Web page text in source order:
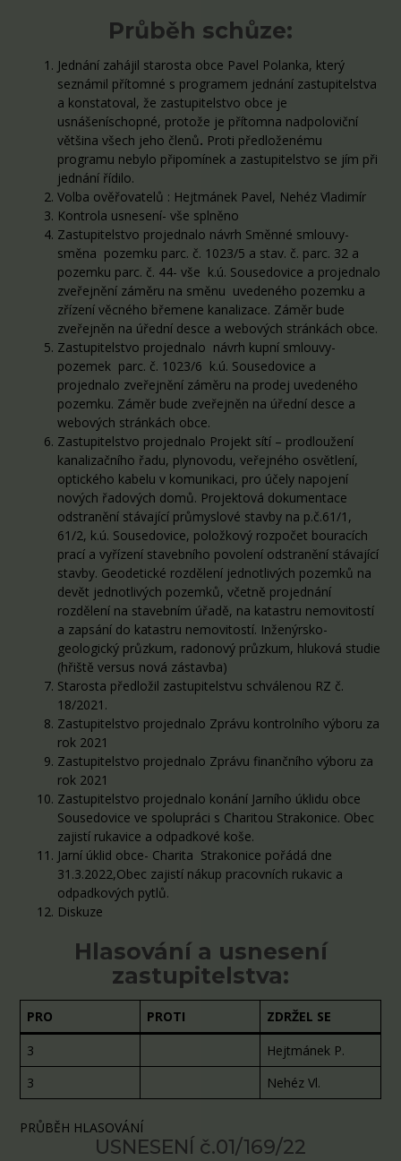
Průběh schůze:
Jednání zahájil starosta obce Pavel Polanka, který
seznámil přítomné s programem jednání zastupitelstva
a konstatoval, že zastupitelstvo obce je
usnášeníschopné, protože je přítomna nadpoloviční
většina všech jeho členů. Proti předloženému
programu nebylo připomínek a zastupitelstvo se jím při
jednání řídilo.
Volba ověřovatelů : Hejtmánek Pavel, Nehéz Vladimír
Kontrola usnesení- vše splněno
Zastupitelstvo projednalo návrh Směnné smlouvy-
směna pozemku parc. č. 1023/5 a stav. č. parc. 32 a
pozemku parc. č. 44- vše k.ú. Sousedovice a projednalo
zveřejnění záměru na směnu uvedeného pozemku a
zřízení věcného břemene kanalizace. Záměr bude
zveřejněn na úřední desce a webových stránkách obce.
Zastupitelstvo projednalo návrh kupní smlouvy-
pozemek parc. č. 1023/6 k.ú. Sousedovice a
projednalo zveřejnění záměru na prodej uvedeného
pozemku. Záměr bude zveřejněn na úřední desce a
webových stránkách obce.
Zastupitelstvo projednalo Projekt sítí – prodloužení
kanalizačního řadu, plynovodu, veřejného osvětlení,
optického kabelu v komunikaci, pro účely napojení
nových řadových domů. Projektová dokumentace
odstranění stávající průmyslové stavby na p.č.61/1,
61/2, k.ú. Sousedovice, položkový rozpočet bouracích
prací a vyřízení stavebního povolení odstranění stávající
stavby. Geodetické rozdělení jednotlivých pozemků na
devět jednotlivých pozemků, včetně projednání
rozdělení na stavebním úřadě, na katastru nemovitostí
a zapsání do katastru nemovitostí. Inženýrsko-
geologický průzkum, radonový průzkum, hluková studie
(hřiště versus nová zástavba)
Starosta předložil zastupitelstvu schválenou RZ č.
18/2021.
Zastupitelstvo projednalo Zprávu kontrolního výboru za
rok 2021
Zastupitelstvo projednalo Zprávu finančního výboru za
rok 2021
Zastupitelstvo projednalo konání Jarního úklidu obce
Sousedovice ve spolupráci s Charitou Strakonice. Obec
zajistí rukavice a odpadkové koše.
Jarní úklid obce- Charita Strakonice pořádá dne
31.3.2022,Obec zajistí nákup pracovních rukavic a
odpadkových pytlů.
Diskuze
Hlasování a usnesení
zastupitelstva:
PRO PROTI
ZDRŽEL SE
3
Hejtmánek P.
3
Nehéz Vl.
PRŮBĚH HLASOVÁNÍ
USNESENÍ č.01/169/22